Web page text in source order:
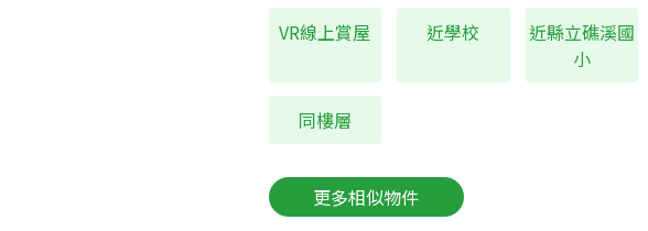
VR線上賞屋 近學校
近縣立礁溪國
小
同樓層
更多相似物件